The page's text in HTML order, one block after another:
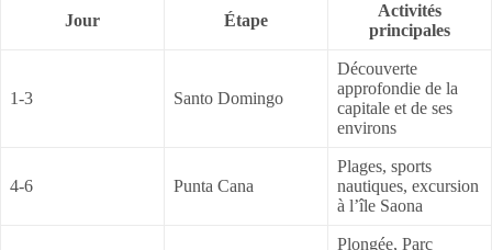
Jour Étape
Activités
principales
1-3 Santo Domingo
Découverte
approfondie de la
capitale et de ses
environs
4-6 Punta Cana
Plages, sports
nautiques, excursion
à l’île Saona
Plongée, Parc